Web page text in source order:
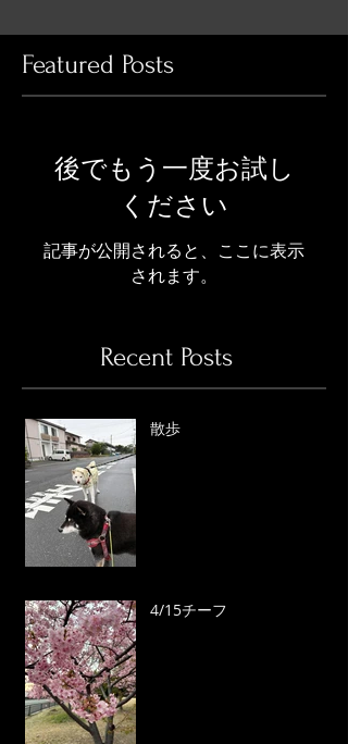
Featured Posts
後でもう一度お試し
ください
記事が公開されると、ここに表示
されます。
Recent Posts
散歩
4/15チーフ